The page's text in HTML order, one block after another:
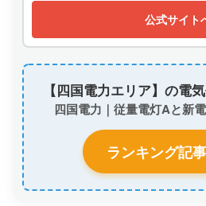
公式サイト
【四国電力エリア】の電
四国電力｜従量電灯Aと新
ランキング記